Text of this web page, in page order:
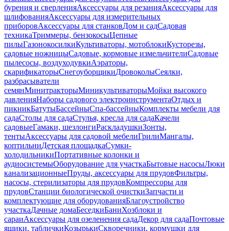
бурения и сверленияАксессуары для резанияАксессуары для
шлифованияАксессуары для измерительных
приборовАксессуары для станковДом и садСадовая
техникаТриммеры, бензокосыЦепные
пилыГазонокосилкиКультиваторы, мотоблокиКусторезы,
садовые ножницыСадовые, кормовые измельчителиСадовые
пылесосы, воздуходувкиАэраторы,
скарификаторыСнегоуборщикиДровоколыСеялки,
разбрасыватели
семянМинитракторыМиникультиваторыМойки высокого
давленияНаборы садового электроинструментаОтдых и
пикникБатутыБассейныСпа-бассейныКомплекты мебели для
садаСтолы для садаСтулья, кресла для садаКачели
садовыеГамаки, шезлонгиРаскладушкиЗонты,
тентыАксессуары для садовой мебелиГрилиМангалы,
коптильниДетская площадкаСумки-
холодильникиПортативные колонки и
аудиосистемыОборудование для участкаБытовые насосыЛюки
канализационныеПруды, аксессуары для прудовФильтры,
насосы, стерилизаторы для прудовКомпрессоры для
прудовСтанции биологической очисткиЗапчасти и
комплектующие для оборудованияБлагоустройство
участкаДачные домаБеседкиБаниХозблоки и
сараиАксессуары для озеленения садаДекор для садаПочтовые
ящики, табличкиКозырькиСкворечники, кормушки для